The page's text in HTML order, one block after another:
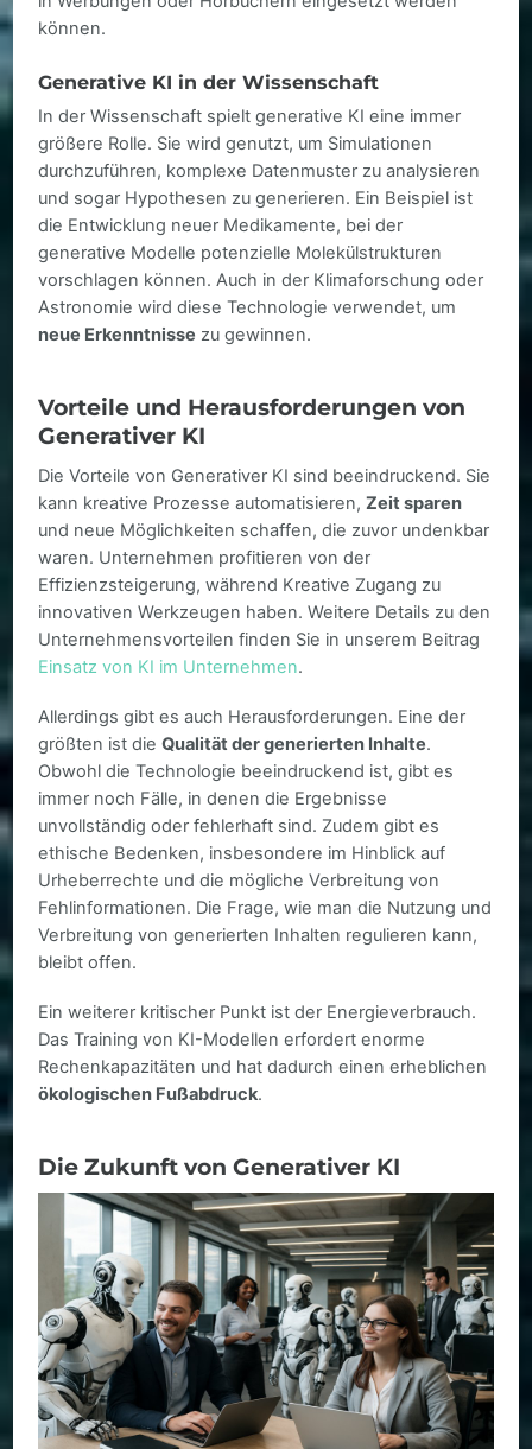
können.
Generative KI in der Wissenschaft
In der Wissenschaft spielt generative KI eine immer
größere Rolle. Sie wird genutzt, um Simulationen
durchzuführen, komplexe Datenmuster zu analysieren
und sogar Hypothesen zu generieren. Ein Beispiel ist
die Entwicklung neuer Medikamente, bei der
generative Modelle potenzielle Molekülstrukturen
vorschlagen können. Auch in der Klimaforschung oder
Astronomie wird diese Technologie verwendet, um
neue Erkenntnisse zu gewinnen.
Vorteile und Herausforderungen von
Generativer KI
Die Vorteile von Generativer KI sind beeindruckend. Sie
kann kreative Prozesse automatisieren,Zeit sparen
und neue Möglichkeiten schaffen, die zuvor undenkbar
waren. Unternehmen profitieren von der
Effizienzsteigerung, während Kreative Zugang zu
innovativen Werkzeugen haben. Weitere Details zu den
Unternehmensvorteilen finden Sie in unserem Beitrag
Einsatz von KI im Unternehmen.
Allerdings gibt es auch Herausforderungen. Eine der
größten ist dieQualität der generierten Inhalte.
Obwohl die Technologie beeindruckend ist, gibt es
immer noch Fälle, in denen die Ergebnisse
unvollständig oder fehlerhaft sind. Zudem gibt es
ethische Bedenken, insbesondere im Hinblick auf
Urheberrechte und die mögliche Verbreitung von
Fehlinformationen. Die Frage, wie man die Nutzung und
Verbreitung von generierten Inhalten regulieren kann,
bleibt offen.
Ein weiterer kritischer Punkt ist der Energieverbrauch.
Das Training von KI-Modellen erfordert enorme
Rechenkapazitäten und hat dadurch einen erheblichen
ökologischen Fußabdruck.
Die Zukunft von Generativer KI